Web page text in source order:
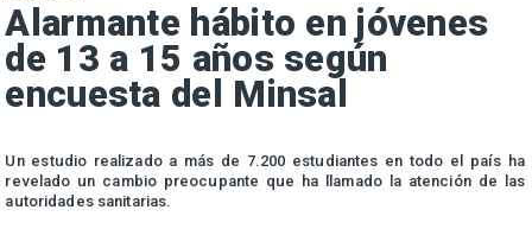
Alarmante hábito en jóvenes
de 13 a 15 años según
encuesta del Minsal
Un estudio realizado a más de 7.200 estudiantes en todo el país ha
revelado un cambio preocupante que ha llamado la atención de las
autoridades sanitarias.